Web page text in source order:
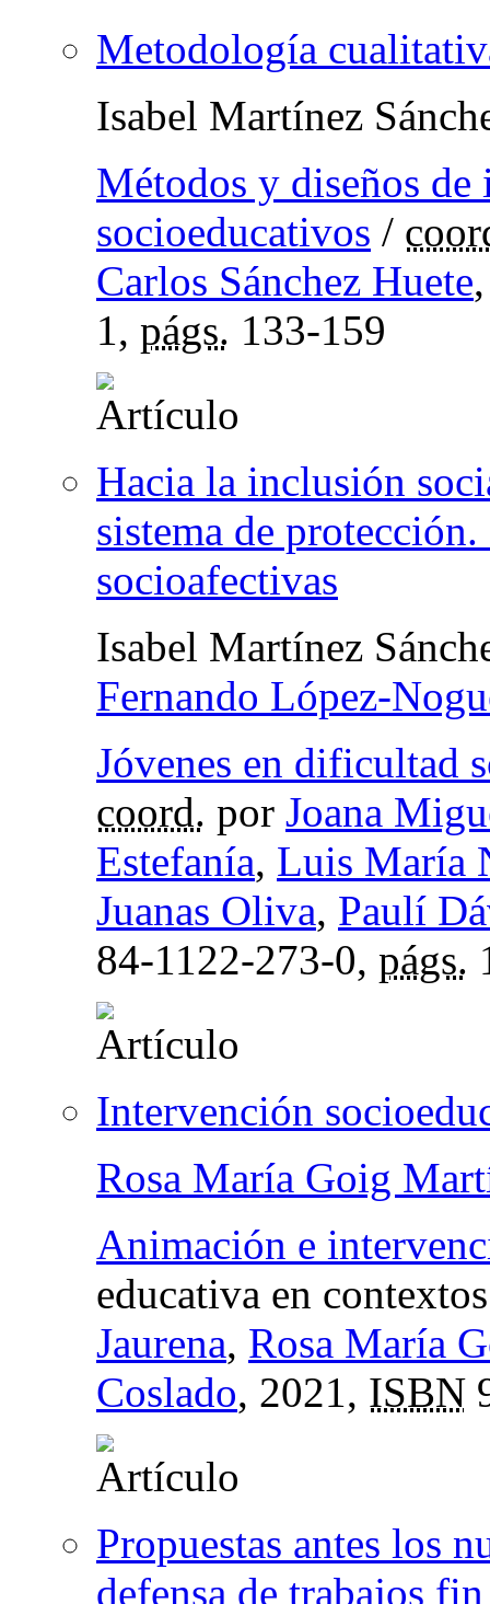
Metodología
Isabel Martínez
Métodos y diseños
socioeducativos /
Carlos Sánchez Huete
1, págs. 133-159
Hacia la inclusión
sistema de
socioafectivas
Isabel Martínez
Fernando López-
Jóvenes en dificultad
coord. por Joana
Estefanía, Luis María
Juanas Oliva, Paulí
84-1122-273-0, págs.
Intervención
Rosa María Goig
Animación e
educativa en
Jaurena, Rosa María
Coslado, 2021, ISBN
Propuestas antes los
defensa de trabajos